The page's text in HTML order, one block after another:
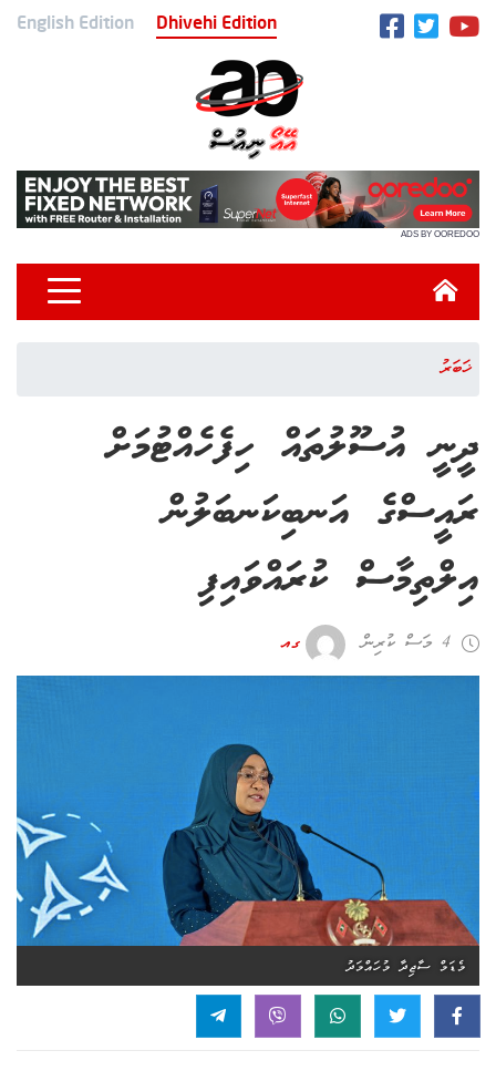
English Edition Dhivehi Edition
ADS BY OOREDOO
ޚަބަރު
ދީނީ އުސޫލުތައް ހިފެހެއްޓުމަށް
ރައީސްގެ އަނބިކަނބަލުން
އިލްތިމާސް ކުރައްވައިފި
4 މަސް ކުރިން ގއ
މެޑަމް ސާޖިދާ މުހައްމަދު